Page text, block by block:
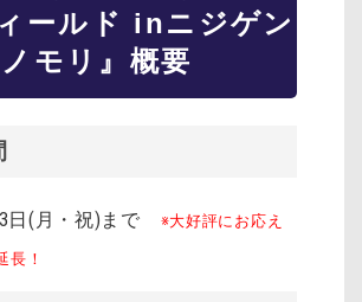
ールド inニジゲン
ノモリ』概要
日(月・祝)まで ※大好評にお応え
長！